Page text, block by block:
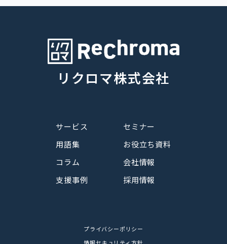
リクロマ株式会社
サービス
用語集
コラム
支援事例
セミナー
お役立ち資料
会社情報
採用情報
プライバシーポリシー